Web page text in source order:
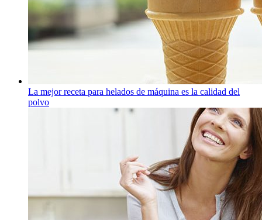
La mejor receta para helados de máquina es la calidad del
polvo